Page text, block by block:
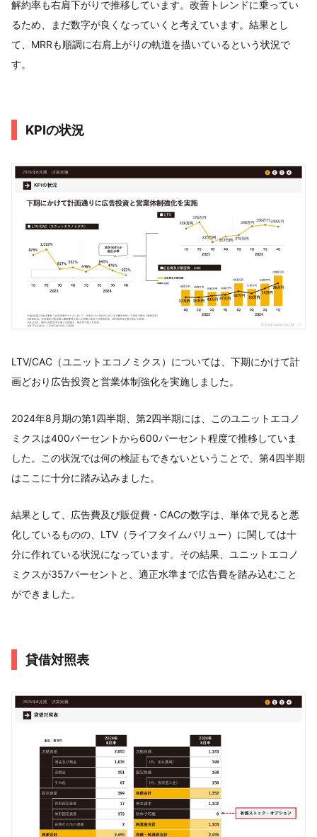
解約率も右肩下がりで推移しています。改善トレンドに乗ってい
るため、まだ数字が良くなっていくと考えています。結果とし
て、MRRも順調に右肩上がりの軌道を描いているという状況で
す。
KPIの状況
LTV/CAC（ユニットエコノミクス）については、下期にかけて計
画どおり広告投資と営業体制強化を実施しました。
2024年8月期の第1四半期、第2四半期には、このユニットエコノ
ミクスは400パーセントから600パーセント程度で推移していま
した。この状況では何の検証もできないということで、第4四半期
はここに十分に踏み込みました。
結果として、広告費及び販促費・CACの数字は、単体で見ると悪
化しているものの、LTV（ライフタイムバリュー）に関しては十
分に作れている状況になっています。その結果、ユニットエコノ
ミクスが357パーセントと、適正水準まで広告費を踏み込むこと
ができました。
貸借対照表